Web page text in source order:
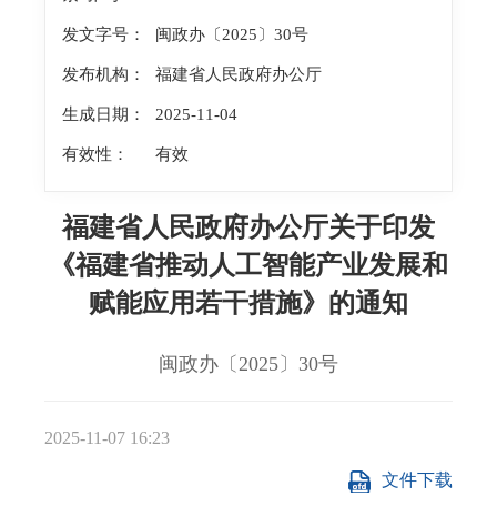
发文字号： 闽政办〔2025〕30号
发布机构： 福建省人民政府办公厅
生成日期： 2025-11-04
有效性： 有效
福建省人民政府办公厅关于印发
《福建省推动人工智能产业发展和
赋能应用若干措施》的通知
闽政办〔2025〕30号
2025-11-07 16:23
文件下载